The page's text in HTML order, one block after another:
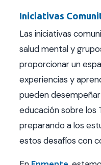
Iniciativas
Las iniciativas
salud mental y
proporcionar un
experiencias y
pueden
educación sobre los
preparando a los
estos desafíos con